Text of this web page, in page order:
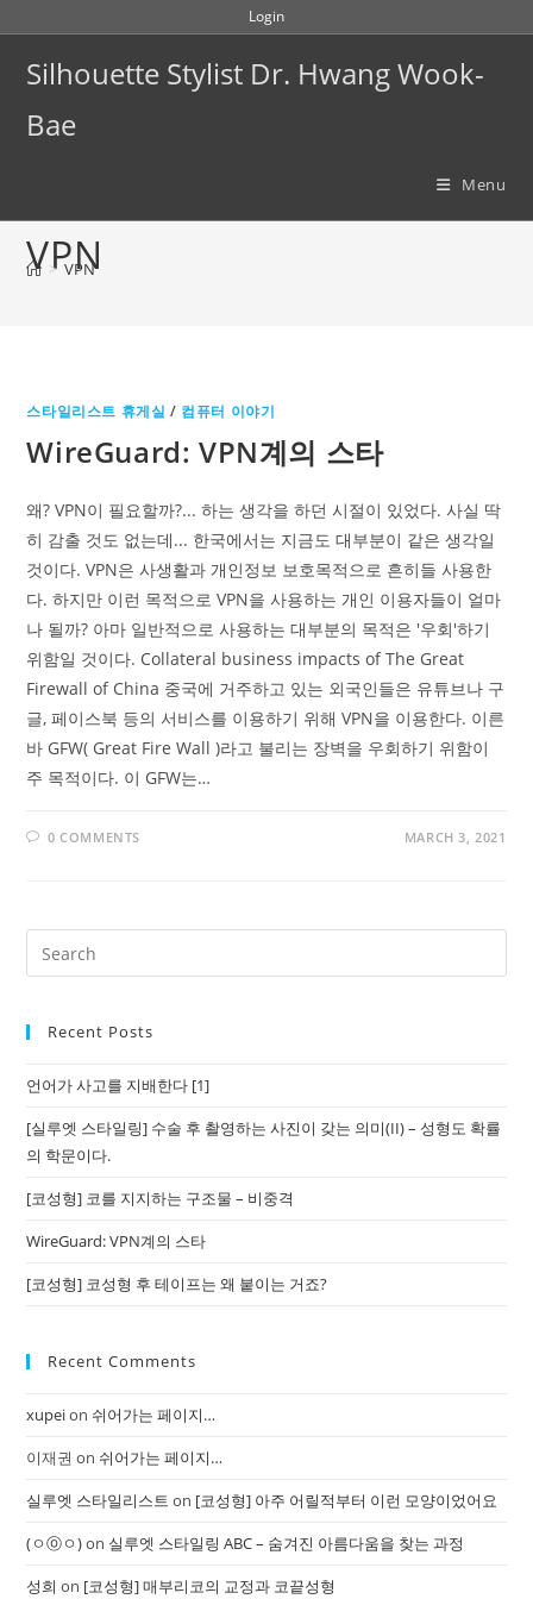
content
Login
Silhouette Stylist Dr. Hwang Wook-
Bae
Menu
VPN
> VPN
스타일리스트 휴게실 / 컴퓨터 이야기
WireGuard: VPN계의 스타
왜? VPN이 필요할까?... 하는 생각을 하던 시절이 있었다. 사실 딱
히 감출 것도 없는데... 한국에서는 지금도 대부분이 같은 생각일
것이다. VPN은 사생활과 개인정보 보호목적으로 흔히들 사용한
다. 하지만 이런 목적으로 VPN을 사용하는 개인 이용자들이 얼마
나 될까? 아마 일반적으로 사용하는 대부분의 목적은 '우회'하기
위함일 것이다. Collateral business impacts of The Great
Firewall of China 중국에 거주하고 있는 외국인들은 유튜브나 구
글, 페이스북 등의 서비스를 이용하기 위해 VPN을 이용한다. 이른
바 GFW( Great Fire Wall )라고 불리는 장벽을 우회하기 위함이
주 목적이다. 이 GFW는…
0 COMMENTS MARCH 3, 2021
Recent Posts
언어가 사고를 지배한다 [1]
[실루엣 스타일링] 수술 후 촬영하는 사진이 갖는 의미(II) – 성형도 확률
의 학문이다.
[코성형] 코를 지지하는 구조물 – 비중격
WireGuard: VPN계의 스타
[코성형] 코성형 후 테이프는 왜 붙이는 거죠?
Recent Comments
xupeion 쉬어가는 페이지…
이재권 on 쉬어가는 페이지…
실루엣 스타일리스트 on [코성형] 아주 어릴적부터 이런 모양이었어요
(ㅇⓞㅇ)on 실루엣 스타일링 ABC – 숨겨진 아름다움을 찾는 과정
성희 on [코성형] 매부리코의 교정과 코끝성형